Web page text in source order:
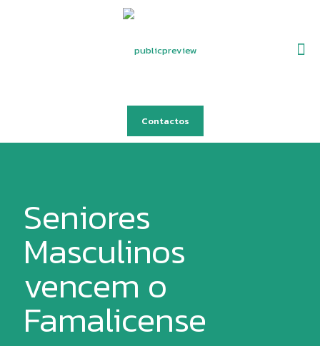
Contactos
Seniores
Masculinos
vencem o
Famalicense